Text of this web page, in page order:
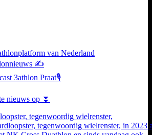
van Nederland
✍️
3athlon Praat🎙️
nieuws op ⏬
tegenwoordig wielrenster,